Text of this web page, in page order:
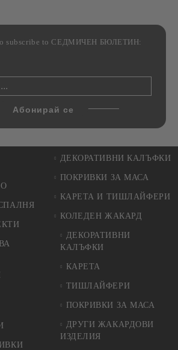
subscribe to СЕДМИЧЕН БЮЛЕТИН:
ДЕКОРАТИВНИ КАЛЪФКИ
ПОКРИВКИ ЗА МАСА
КАРЕТА И ТИШЛАЙФЕРИ
КОЛЕДЕН ЖАКАРД
ДЕКОРАТИВНИ
КАЛЪФКИ
КАРЕТА
ТИШЛАЙФЕРИ
ПОКРИВКИ ЗА МАСА
ДРУГИ ЖАКАРДОВИ
ИЗДЕЛИЯ